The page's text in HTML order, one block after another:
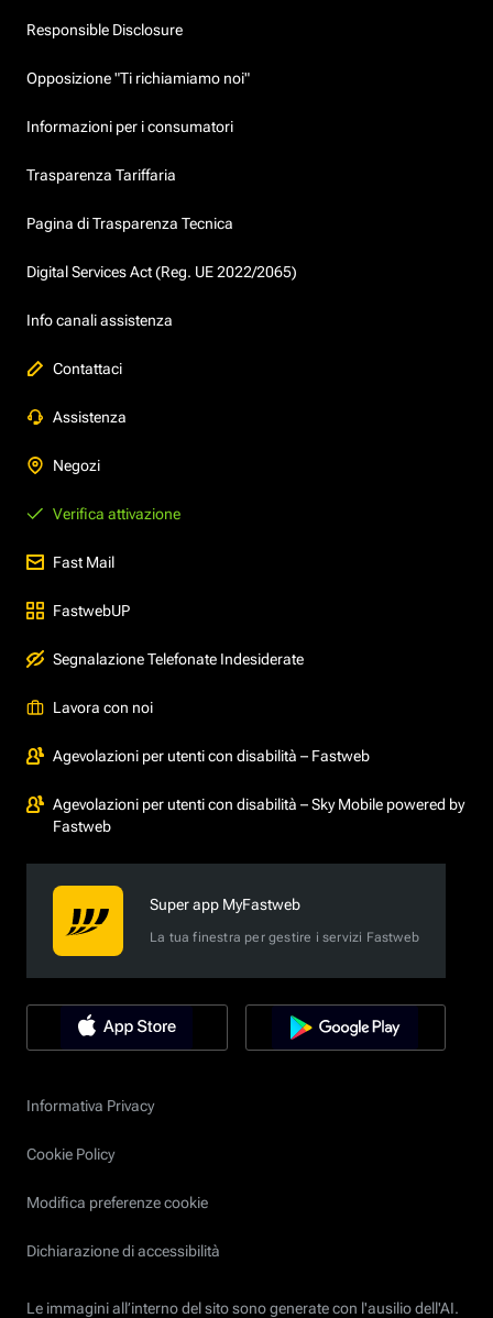
Responsible Disclosure
Opposizione "Ti richiamiamo noi"
Informazioni per i consumatori
Trasparenza Tariffaria
Pagina di Trasparenza Tecnica
Digital Services Act (Reg. UE 2022/2065)
Info canali assistenza
Contattaci
Assistenza
Negozi
Verifica attivazione
Fast Mail
FastwebUP
Segnalazione Telefonate Indesiderate
Lavora con noi
Agevolazioni per utenti con disabilità – Fastweb
Agevolazioni per utenti con disabilità – Sky Mobile powered by
Fastweb
Super app MyFastweb
La tua finestra per gestire i servizi Fastweb
Informativa Privacy
Cookie Policy
Modifica preferenze cookie
Dichiarazione di accessibilità
Le immagini all’interno del sito sono generate con l'ausilio dell'AI.